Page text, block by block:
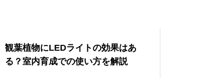
観葉植物にLEDライトの効果はあ
る？室内育成での使い方を解説